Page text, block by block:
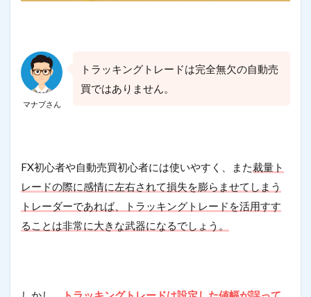
マナブさん
トラッキングトレードは完全無欠の自動売
買ではありません。
FX初心者や自動売買初心者には使いやすく、また裁量ト
レードの際に感情に左右されて損失を膨らませてしまう
トレーダーであれば、トラッキングトレードを活用すす
ることは非常に大きな武器になるでしょう。